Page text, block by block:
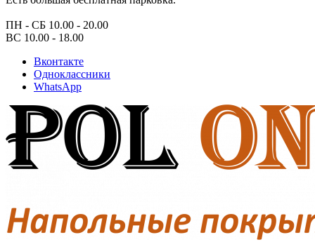
ПН - СБ 10.00 - 20.00
ВС 10.00 - 18.00
Вконтакте
Одноклассники
WhatsApp